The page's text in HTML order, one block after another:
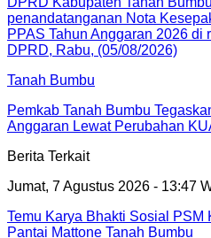
Tanah Bumbu
Pemkab Tanah Bumbu
Anggaran Lewat Perubahan
Berita Terkait
Jumat, 7 Agustus 2026 - 13:47
Temu Karya Bhakti Sosial PSM
Pantai Mattone Tanah Bumbu